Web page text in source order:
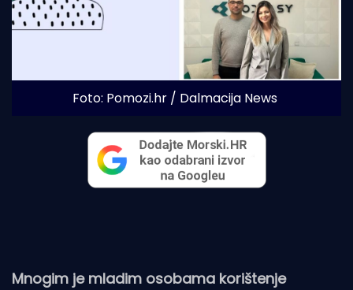
Foto: Pomozi.hr / Dalmacija News
Mnogim je mladim osobama korištenje